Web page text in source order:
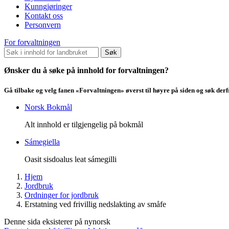
Kunngjøringer
Kontakt oss
Personvern
For forvaltningen
Søk
Ønsker du å søke på innhold for forvaltningen?
Gå tilbake og velg fanen «Forvaltningen» øverst til høyre på siden og søk
Norsk Bokmål
Alt innhold er tilgjengelig på bokmål
Sámegiella
Oasit sisdoalus leat sámegilli
Hjem
Jordbruk
Ordninger for jordbruk
Erstatning ved frivillig nedslakting av småfe
Denne sida eksisterer på nynorsk